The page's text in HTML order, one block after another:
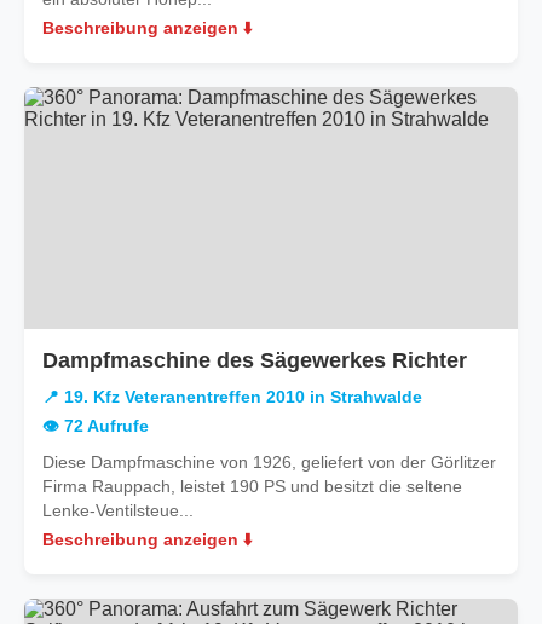
Beschreibung anzeigen ⬇️
Dampfmaschine des Sägewerkes Richterin
2010
📍 19. Kfz Veteranentreffen 2010 in Strahwalde
👁️ 72 Aufrufe
Diese Dampfmaschine von 1926, geliefert von der Görlitzer
Firma Rauppach, leistet 190 PS und besitzt die seltene
Lenke-Ventilsteue...
Beschreibung anzeigen ⬇️